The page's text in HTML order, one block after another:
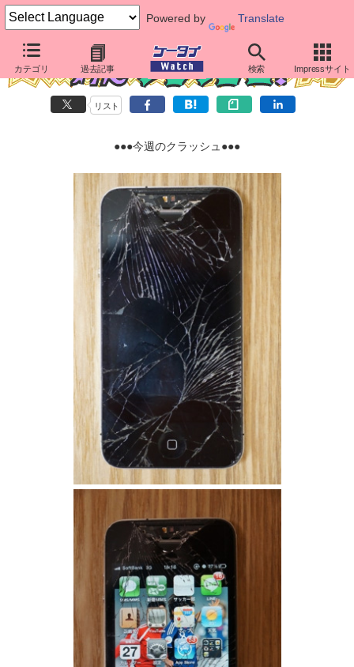
Powered by Translate
カテゴリ 過去記事 検索 Impressサイト
リスト
●●●今週のクラッシュ●●●